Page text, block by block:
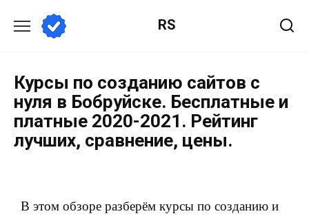
RS
Курсы по созданию сайтов с
нуля в Бобруйске. Бесплатные и
платные 2020-2021. Рейтинг
лучших, сравнение, цены.
В этом обзоре разберём курсы по созданию и